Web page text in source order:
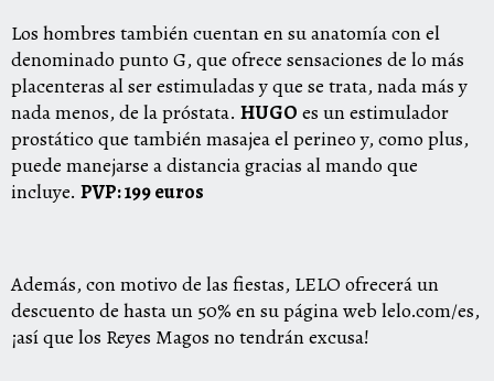
Los hombres también cuentan en su anatomía con el
denominado punto G, que ofrece sensaciones de lo más
placenteras al ser estimuladas y que se trata, nada más y
nada menos, de la próstata. HUGO es un estimulador
prostático que también masajea el perineo y, como plus,
puede manejarse a distancia gracias al mando que
incluye. PVP: 199 euros
Además, con motivo de las fiestas, LELO ofrecerá un
descuento de hasta un 50% en su página web lelo.com/es,
¡así que los Reyes Magos no tendrán excusa!